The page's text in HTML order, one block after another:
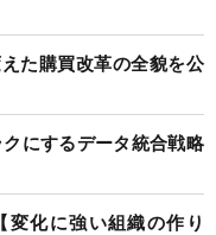
た購買改革の全貌を公
にするデータ統合戦略
化に強い組織の作り